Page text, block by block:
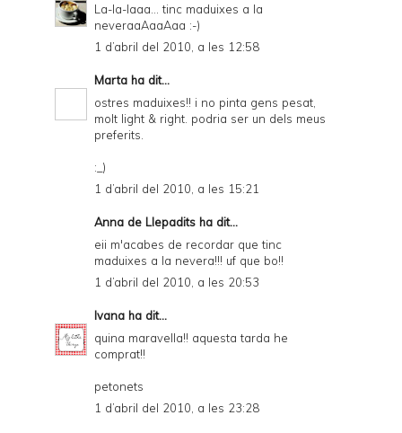
La-la-laaa... tinc maduixes a la
neveraaAaaAaa :-)
1 d’abril del 2010, a les 12:58
Marta ha dit...
ostres maduixes!! i no pinta gens pesat,
molt light & right. podria ser un dels meus
preferits.
:_)
1 d’abril del 2010, a les 15:21
Anna de Llepadits ha dit...
eii m'acabes de recordar que tinc
maduixes a la nevera!!! uf que bo!!
1 d’abril del 2010, a les 20:53
Ivana ha dit...
quina maravella!! aquesta tarda he
comprat!!
petonets
1 d’abril del 2010, a les 23:28